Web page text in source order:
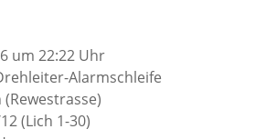
um 22:22 Uhr
Alarmschleife
(Lich 1-30)